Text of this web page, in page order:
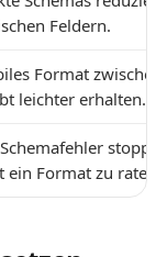
Feldern.
Format
leichter erhalten.
ein Format zu